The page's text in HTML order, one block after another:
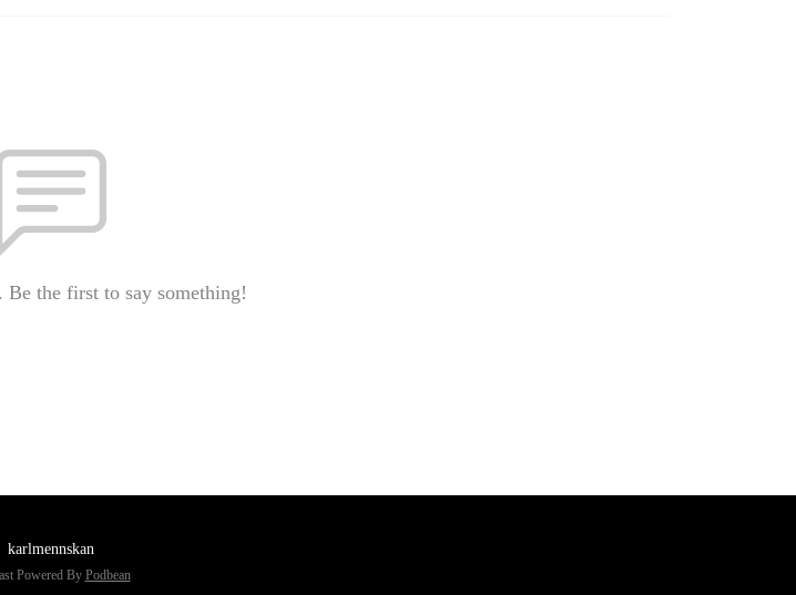
Be the first to say something!
karlmennskan
Powered By Podbean